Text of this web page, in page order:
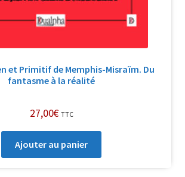
et Primitif de Memphis-Misraïm. Du
fantasme à la réalité
27,00€ TTC
Ajouter au panier